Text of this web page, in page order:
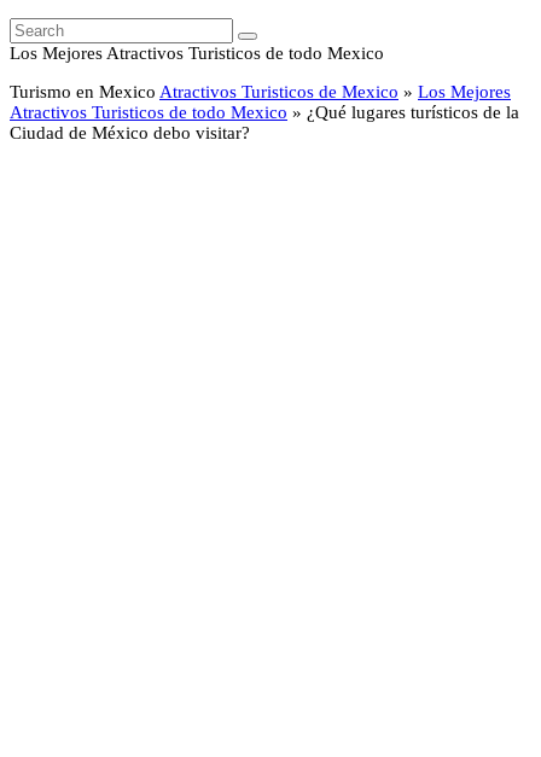
Search
Submit
Los Mejores Atractivos Turisticos de todo Mexico
Turismo en Mexico Atractivos Turisticos de Mexico » Los Mejores
Atractivos Turisticos de todo Mexico » ¿Qué lugares turísticos de la
Ciudad de México debo visitar?